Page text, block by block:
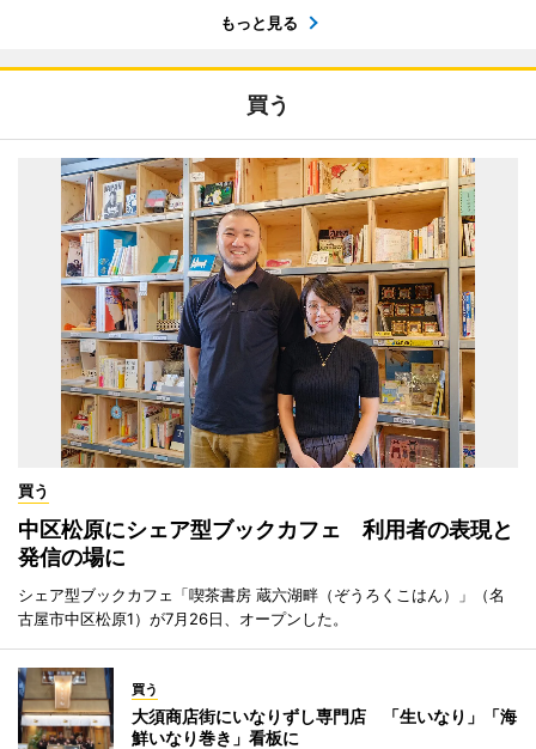
もっと見る
買う
買う
中区松原にシェア型ブックカフェ 利用者の表現と
発信の場に
シェア型ブックカフェ「喫茶書房 蔵六湖畔（ぞうろくこはん）」（名
古屋市中区松原1）が7月26日、オープンした。
買う
大須商店街にいなりずし専門店 「生いなり」「海
鮮いなり巻き」看板に